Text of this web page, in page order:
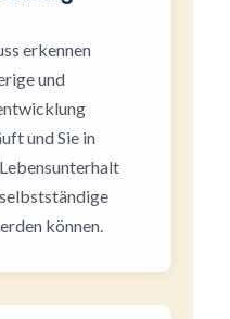
erkennen
und
und Sie in
können.